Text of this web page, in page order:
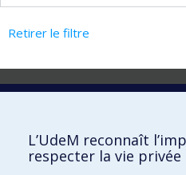
Retirer le filtre
Laboratoire
Vice-rectorat aux affaires étudiantes
L’UdeM reconnaît
respecter la vie privée